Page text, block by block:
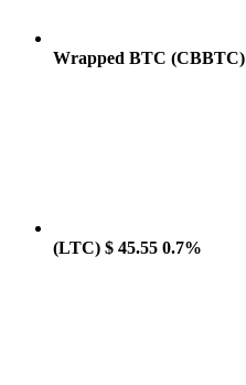
Wrapped BTC (CBBTC)
(LTC) $ 45.55 0.7%